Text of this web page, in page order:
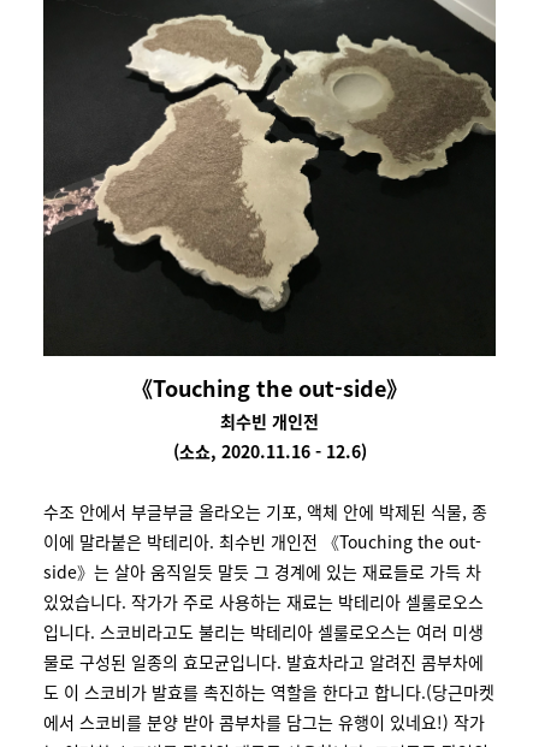
《Touching the out-side》
최수빈 개인전
(소쇼, 2020.11.16 - 12.6)
수조 안에서 부글부글 올라오는 기포, 액체 안에 박제된 식물, 종
이에 말라붙은 박테리아. 최수빈 개인전 《Touching the out-
side》 는 살아 움직일듯 말듯 그 경계에 있는 재료들로 가득 차
있었습니다. 작가가 주로 사용하는 재료는 박테리아 셀룰로오스
입니다. 스코비라고도 불리는 박테리아 셀룰로오스는 여러 미생
물로 구성된 일종의 효모균입니다. 발효차라고 알려진 콤부차에
도 이 스코비가 발효를 촉진하는 역할을 한다고 합니다.(당근마켓
에서 스코비를 분양 받아 콤부차를 담그는 유행이 있네요!) 작가